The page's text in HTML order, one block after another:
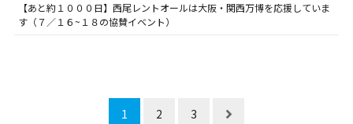
【あと約１０００日】西尾レントオールは大阪・関西万博を応援していま
す（７／１６~１８の協賛イベント）
1 2 3